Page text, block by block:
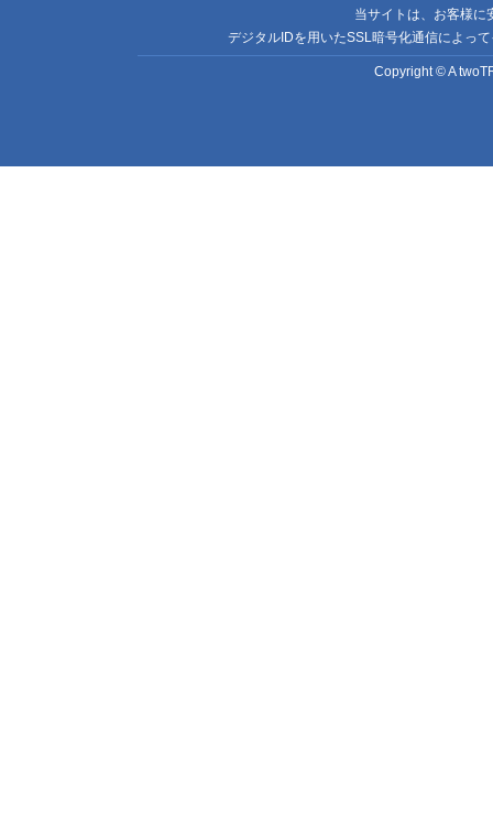
当サイトは、お客様に
デジタルIDを用いたSSL暗号化通信によっ
Copyright © A